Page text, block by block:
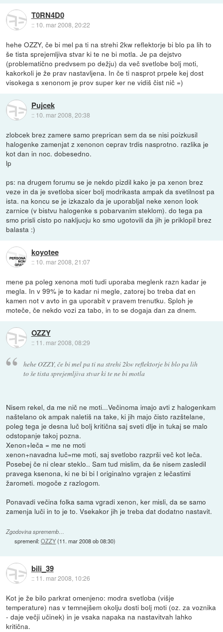
T0RN4D0
:: 10. mar 2008, 20:22
hehe OZZY, če bi mel pa ti na strehi 2kw reflektorje bi blo pa lih to
še tista sprejemljiva stvar ki te ne bi motla. Je pa dejstvo
(problematično predvsem po dežju) da več svetlobe bolj moti,
kakorkoli je že prav nastavljena. In če ti nasprot prpele kej dost
visokega s xenonom je prov super ker ne vidiš čist nič =)
Pujcek
:: 10. mar 2008, 20:38
zlobcek brez zamere samo preprican sem da se nisi poizkusil
halogenke zamenjat z xenonon ceprav trdis nasprotno. razlika je
kot dan in noc. dobesedno.
lp
ps: na drugem forumu se je nekdo pizdil kako je pa xenon brez
veze in da je svetloba sicer bolj modrikasta ampak da svetilnost pa
ista. na koncu se je izkazalo da je uporabljal neke xenon look
zarnice (v bistvu halogenke s pobarvanim steklom). do tega pa
smo prisli cisto po nakljucju ko smo ugotovili da jih je priklopil brez
balasta :)
koyotee
:: 10. mar 2008, 21:07
mene pa poleg xenona moti tudi uporaba meglenk razn kadar je
megla. In v 99% je to kadar ni megle, zatorej bo treba dat en
kamen not v avto in ga uporabit v pravem trenutku. Sploh je
moteče, če nekdo vozi za tabo, in to se dogaja dan za dnem.
OZZY
:: 11. mar 2008, 08:29
hehe OZZY, če bi mel pa ti na strehi 2kw reflektorje bi blo pa lih
to še tista sprejemljiva stvar ki te ne bi motla
Nisem rekel, da me nič ne moti...Večinoma imajo avti z halogenkam
naštelano ok ampak naletiš na take, ki jih majo čisto razštelane,
poleg tega je desna luč bolj kritična saj sveti dlje in tukaj se malo
odstopanje takoj pozna.
Xenon+leča = me ne moti
xenon+navadna luč=me moti, saj svetlobo razprši več kot leča.
Posebej če ni clear steklo.. Sam tud mislim, da še nisem zasledil
pravega ksenona, ki ne bi bi l originalno vgrajen z lečastimi
žarometi. mogoče z razlogom.
Ponavadi večina folka sama vgradi xenon, ker misli, da se samo
zamenja luči in to je to. Vsekakor jih je treba dat dodatno nastavit.
Zgodovina sprememb…
spremenil:OZZY(11. mar 2008 ob 08:30)
bili_39
:: 11. mar 2008, 10:26
Kot je že bilo parkrat omenjeno: modra svetloba (višje
temperature) nas v temnejšem okolju dosti bolj moti (oz. za voznika
- daje večji učinek) in je vsaka napaka na nastavitvah lahko
kritična.